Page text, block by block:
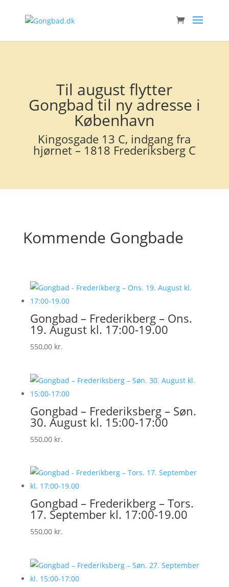
Til august flytter
Gongbad til ny adresse i
København
Kingosgade 13 C, indgang fra
hjørnet – 1818 Frederiksberg C
Kommende Gongbade
Gongbad – Frederikberg – Ons.
19. August kl. 17:00-19.00
550,00 kr.
Gongbad – Frederiksberg – Søn.
30. August kl. 15:00-17:00
550,00 kr.
Gongbad – Frederikberg – Tors.
17. September kl. 17:00-19.00
550,00 kr.